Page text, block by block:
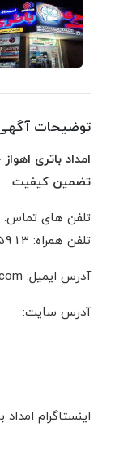
توضیحات آگهی
امداد باتری
تضمین کیفیت
تلفن های تماس: 06132217058 و 06132232859
تلفن همراه: 09163115913
آدرس ایمیل: mohtasham.mojtaba@gmail.com
آدرس سایت:
اینستاگرام امداد